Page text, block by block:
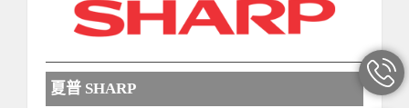
夏普 SHARP